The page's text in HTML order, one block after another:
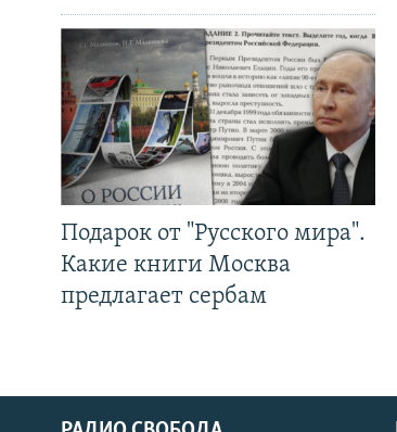
Подарок от "Русского мира".
Какие книги Москва
предлагает сербам